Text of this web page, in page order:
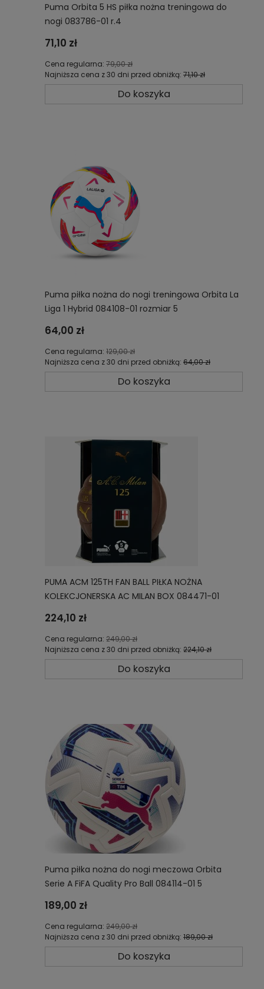
Puma Orbita 5 HS piłka nożna treningowa do
nogi 083786-01 r.4
71,10 zł
Cena regularna: 79,00 zł
Najniższa cena z 30 dni przed obniżką: 71,10 zł
Do koszyka
Puma piłka nożna do nogi treningowa Orbita La
Liga 1 Hybrid 084108-01 rozmiar 5
64,00 zł
Cena regularna: 129,00 zł
Najniższa cena z 30 dni przed obniżką: 64,00 zł
Do koszyka
PUMA ACM 125TH FAN BALL PIŁKA NOŻNA
KOLEKCJONERSKA AC MILAN BOX 084471-01
224,10 zł
Cena regularna: 249,00 zł
Najniższa cena z 30 dni przed obniżką: 224,10 zł
Do koszyka
Puma piłka nożna do nogi meczowa Orbita
Serie A FiFA Quality Pro Ball 084114-01 5
189,00 zł
Cena regularna: 249,00 zł
Najniższa cena z 30 dni przed obniżką: 189,00 zł
Do koszyka